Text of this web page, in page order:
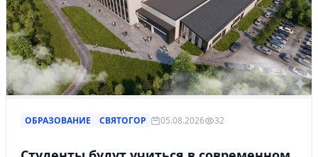
ОБРАЗОВАНИЕ СВЯТОГОР 05.08.2026 32